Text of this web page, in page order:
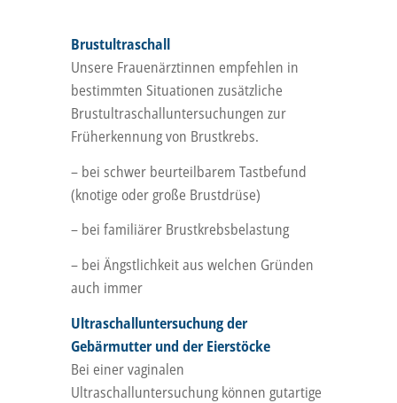
Brustultraschall
Unsere Frauenärztinnen empfehlen in
bestimmten Situationen zusätzliche
Brustultraschalluntersuchungen zur
Früherkennung von Brustkrebs.
– bei schwer beurteilbarem Tastbefund
(knotige oder große Brustdrüse)
– bei familiärer Brustkrebsbelastung
– bei Ängstlichkeit aus welchen Gründen
auch immer
Ultraschalluntersuchung der
Gebärmutter und der Eierstöcke
Bei einer vaginalen
Ultraschalluntersuchung können gutartige